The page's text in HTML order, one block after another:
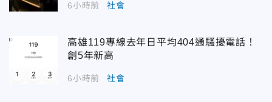
6小時前 社會
高雄119專線去年日平均404通騷擾電話！
創5年新高
6小時前 社會